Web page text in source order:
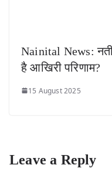
Nainital News:
है आखिरी परिणाम?
15 August 2025
Leave a Reply